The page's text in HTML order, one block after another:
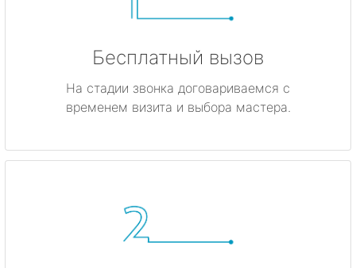
Бесплатный вызов
На стадии звонка договариваемся с
временем визита и выбора мастера.